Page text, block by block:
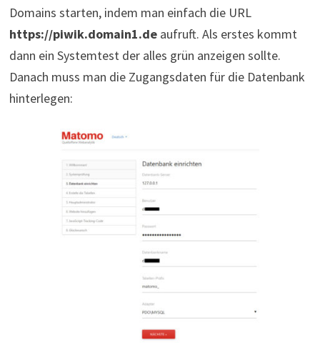
Domains starten, indem man einfach die URL
https://piwik.domain1.deaufruft. Als erstes kommt
dann ein Systemtest der alles grün anzeigen sollte.
Danach muss man die Zugangsdaten für die Datenbank
hinterlegen: